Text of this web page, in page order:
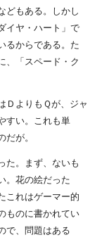
どもある。しかし
イヤ・ハート」で
るからである。た
、「スペード・ク
ＤよりもＱが、ジャ
すい。これも単
が。
た。まず、ないも
。花の絵だった
これはゲーマー的
ものに書かれてい
で、問題はある